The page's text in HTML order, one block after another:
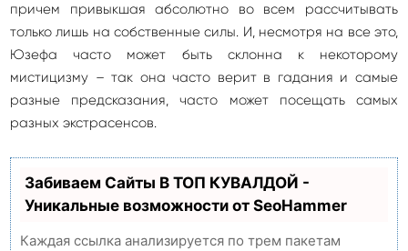
причем привыкшая абсолютно во всем рассчитывать
только лишь на собственные силы. И, несмотря на все это,
Юзефа часто может быть склонна к некоторому
мистицизму – так она часто верит в гадания и самые
разные предсказания, часто может посещать самых
разных экстрасенсов.
Забиваем Сайты В ТОП КУВАЛДОЙ -
Уникальные возможности от SeoHammer
Каждая ссылка анализируется по трем пакетам